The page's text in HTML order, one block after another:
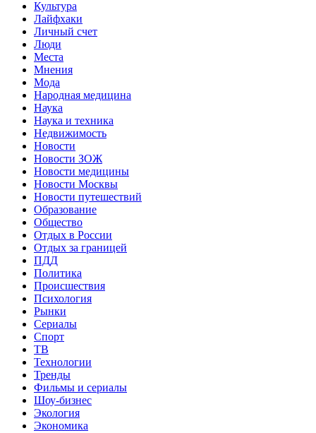
Культура
Лайфхаки
Личный счет
Люди
Места
Мнения
Мода
Народная медицина
Наука
Наука и техника
Недвижимость
Новости
Новости ЗОЖ
Новости медицины
Новости Москвы
Новости путешествий
Образование
Общество
Отдых в России
Отдых за границей
ПДД
Политика
Происшествия
Психология
Рынки
Сериалы
Спорт
ТВ
Технологии
Тренды
Фильмы и сериалы
Шоу-бизнес
Экология
Экономика